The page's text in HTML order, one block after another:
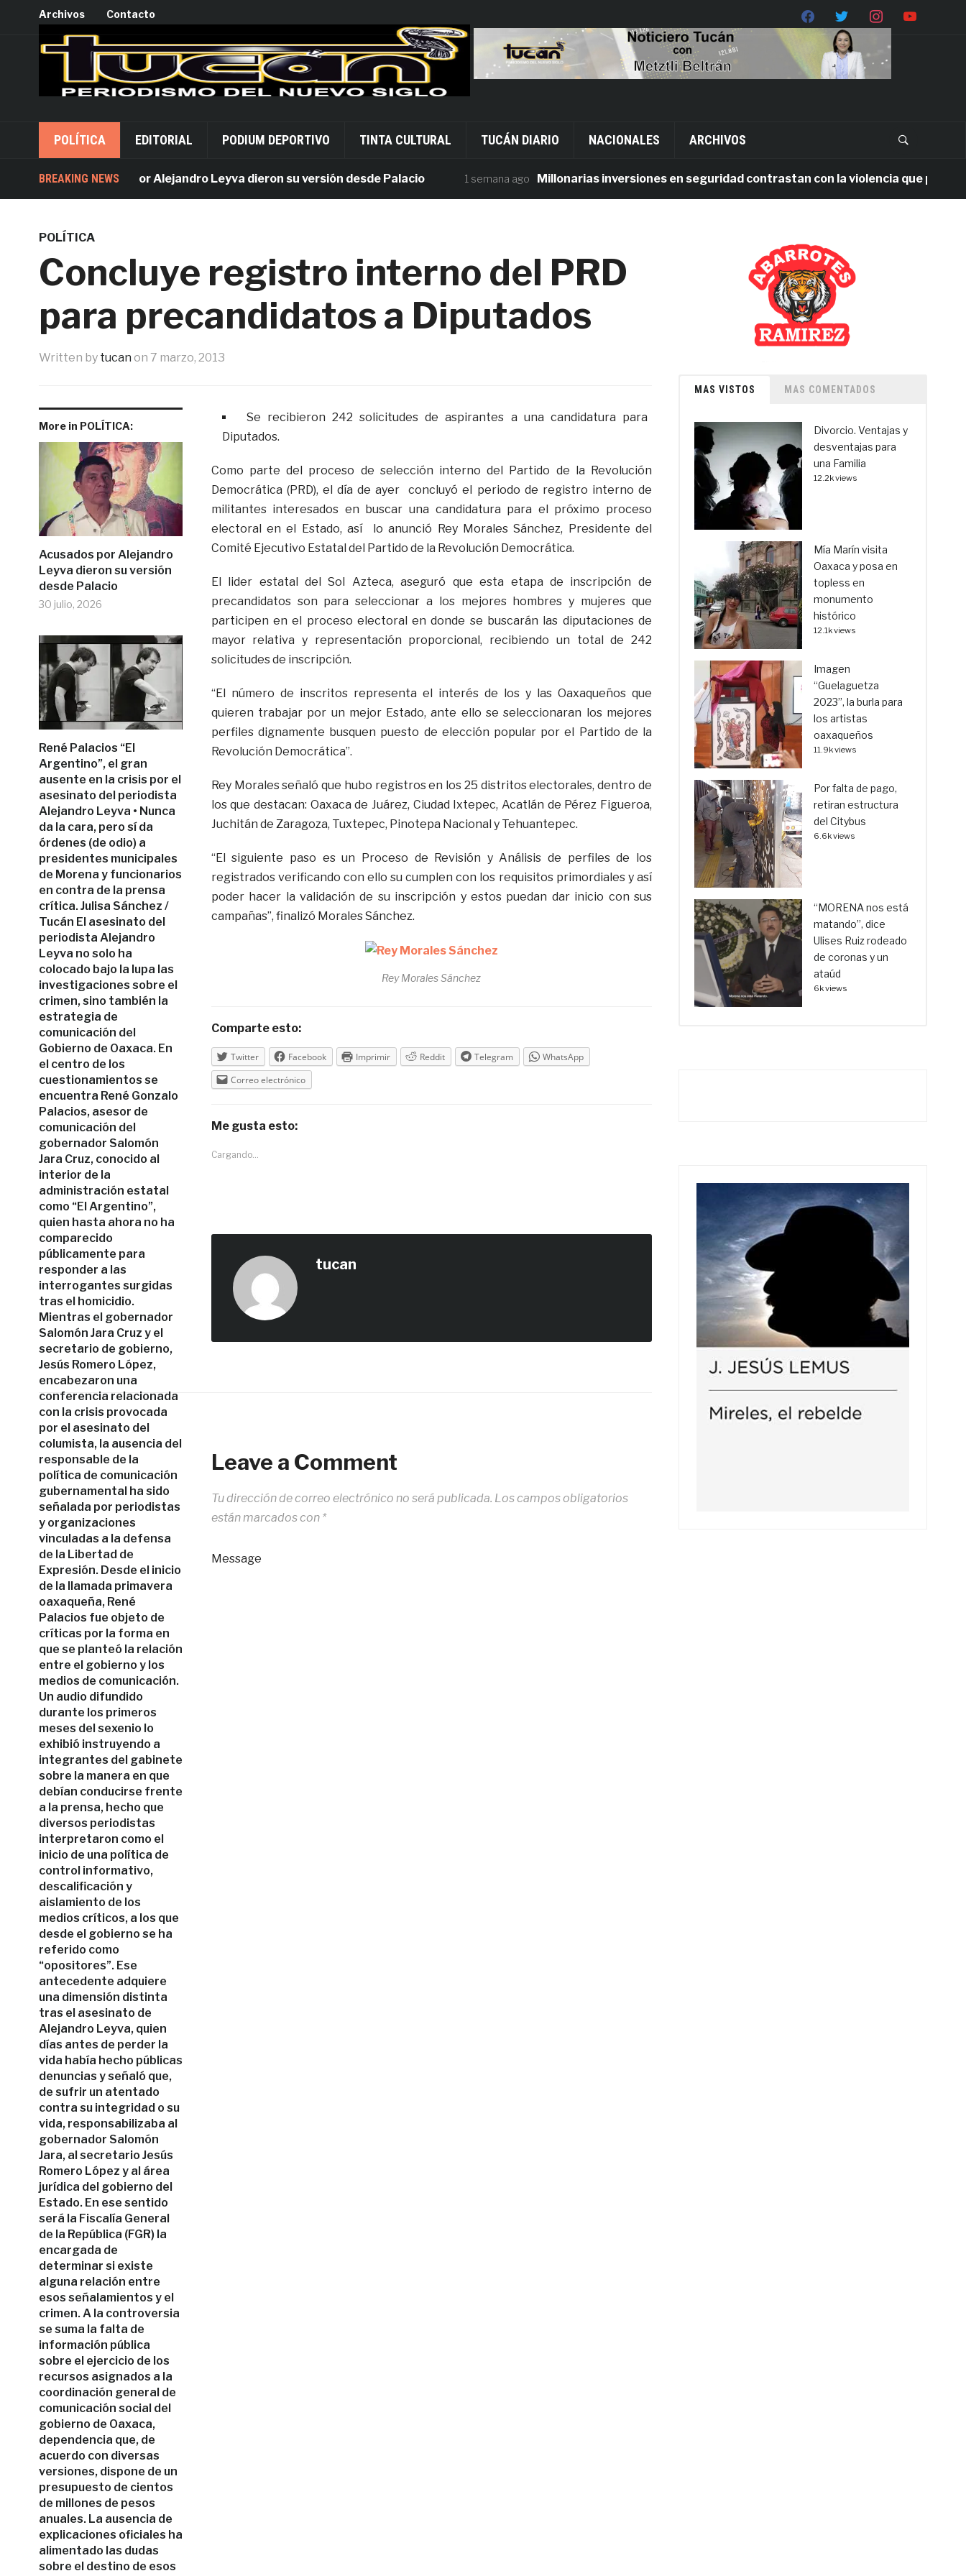
Archivos Contacto
POLÍTICA EDITORIAL PODIUM DEPORTIVO TINTA CULTURAL TUCÁN DIARIO NACIONALES ARCHIVOS
BREAKING NEWS
Acusados por Alejandro Leyva dieron su versión desde Palacio 1 semana ago Millonarias inversiones en seguridad contrastan con la violencia que persiste en
POLÍTICA
Concluye registro interno del PRD
para precandidatos a Diputados
Written by tucan on 7 marzo, 2013
More in POLÍTICA:
Acusados por Alejandro
Leyva dieron su versión
desde Palacio
30 julio, 2026
René Palacios “El
Argentino”, el gran
ausente en la crisis por el
asesinato del periodista
Alejandro Leyva • Nunca
da la cara, pero sí da
órdenes (de odio) a
presidentes municipales
de Morena y funcionarios
en contra de la prensa
crítica. Julisa Sánchez /
Tucán El asesinato del
periodista Alejandro
Leyva no solo ha
colocado bajo la lupa las
investigaciones sobre el
crimen, sino también la
estrategia de
comunicación del
Gobierno de Oaxaca. En
el centro de los
cuestionamientos se
encuentra René Gonzalo
Palacios, asesor de
comunicación del
gobernador Salomón
Jara Cruz, conocido al
interior de la
administración estatal
como “El Argentino”,
quien hasta ahora no ha
comparecido
públicamente para
responder a las
interrogantes surgidas
tras el homicidio.
Mientras el gobernador
Salomón Jara Cruz y el
secretario de gobierno,
Jesús Romero López,
encabezaron una
conferencia relacionada
con la crisis provocada
por el asesinato del
columista, la ausencia del
responsable de la
política de comunicación
gubernamental ha sido
señalada por periodistas
y organizaciones
vinculadas a la defensa
de la Libertad de
Expresión. Desde el inicio
de la llamada primavera
oaxaqueña, René
Palacios fue objeto de
críticas por la forma en
que se planteó la relación
entre el gobierno y los
medios de comunicación.
Un audio difundido
durante los primeros
meses del sexenio lo
exhibió instruyendo a
integrantes del gabinete
sobre la manera en que
debían conducirse frente
a la prensa, hecho que
diversos periodistas
interpretaron como el
inicio de una política de
control informativo,
descalificación y
aislamiento de los
medios críticos, a los que
desde el gobierno se ha
referido como
“opositores”. Ese
antecedente adquiere
una dimensión distinta
tras el asesinato de
Alejandro Leyva, quien
días antes de perder la
vida había hecho públicas
denuncias y señaló que,
de sufrir un atentado
contra su integridad o su
vida, responsabilizaba al
gobernador Salomón
Jara, al secretario Jesús
Romero López y al área
jurídica del gobierno del
Estado. En ese sentido
será la Fiscalía General
de la República (FGR) la
encargada de
determinar si existe
alguna relación entre
esos señalamientos y el
crimen. A la controversia
se suma la falta de
información pública
sobre el ejercicio de los
recursos asignados a la
coordinación general de
comunicación social del
gobierno de Oaxaca,
dependencia que, de
acuerdo con diversas
versiones, dispone de un
presupuesto de cientos
de millones de pesos
anuales. La ausencia de
explicaciones oficiales ha
alimentado las dudas
sobre el destino de esos
Se recibieron 242 solicitudes de aspirantes a una candidatura para
Diputados.
Como parte del proceso de selección interno del Partido de la Revolución
Democrática (PRD), el día de ayer concluyó el periodo de registro interno de
militantes interesados en buscar una candidatura para el próximo proceso
electoral en el Estado, así lo anunció Rey Morales Sánchez, Presidente del
Comité Ejecutivo Estatal del Partido de la Revolución Democrática.
El lider estatal del Sol Azteca, aseguró que esta etapa de inscripción de
precandidatos son para seleccionar a los mejores hombres y mujeres que
participen en el proceso electoral en donde se buscarán las diputaciones de
mayor relativa y representación proporcional, recibiendo un total de 242
solicitudes de inscripción.
“El número de inscritos representa el interés de los y las Oaxaqueños que
quieren trabajar por un mejor Estado, ante ello se seleccionaran los mejores
perfiles dignamente busquen puesto de elección popular por el Partido de la
Revolución Democrática”.
Rey Morales señaló que hubo registros en los 25 distritos electorales, dentro de
los que destacan: Oaxaca de Juárez, Ciudad Ixtepec, Acatlán de Pérez Figueroa,
Juchitán de Zaragoza, Tuxtepec, Pinotepa Nacional y Tehuantepec.
“El siguiente paso es un Proceso de Revisión y Análisis de perfiles de los
registrados verificando con ello su cumplen con los requisitos primordiales y así
poder hacer la validación de su inscripción y estos puedan dar inicio con sus
campañas”, finalizó Morales Sánchez.
Rey Morales Sánchez
Comparte esto:
Twitter Facebook Imprimir Reddit Telegram
WhatsApp
Correo electrónico
Me gusta esto:
Cargando...
tucan
Leave a Comment
Tu dirección de correo electrónico no será publicada. Los campos obligatorios
están marcados con *
Message
MAS VISTOS MAS COMENTADOS
Divorcio. Ventajas y
desventajas para
una Familia
12.2k views
Mía Marín visita
Oaxaca y posa en
topless en
monumento
histórico
12.1k views
Imagen
“Guelaguetza
2023”, la burla para
los artistas
oaxaqueños
11.9k views
Por falta de pago,
retiran estructura
del Citybus
6.6k views
“MORENA nos está
matando”, dice
Ulises Ruiz rodeado
de coronas y un
ataúd
6k views